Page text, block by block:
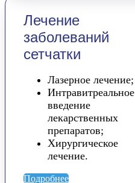
Лечение
заболеваний
сетчатки
Лазерное лечение;
Интравитреальное
введение
лекарственных
препаратов;
Хирургическое
лечение.
Подробнее